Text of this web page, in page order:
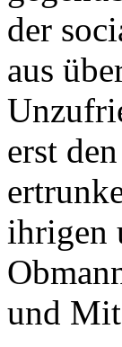
der
aus
erst
ihrigen
und